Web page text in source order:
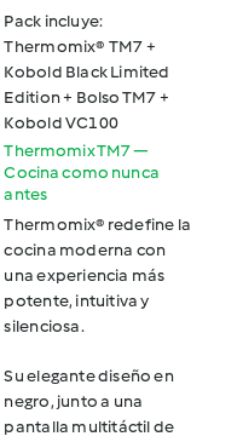
Pack incluye:
Thermomix® TM7 +
Kobold Black Limited
Edition + Bolso TM7 +
Kobold VC100
Thermomix TM7 —
Cocina como nunca
antes
Thermomix® redefine la
cocina moderna con
una experiencia más
potente, intuitiva y
silenciosa.
Su elegante diseño en
negro, junto a una
pantalla multitáctil de